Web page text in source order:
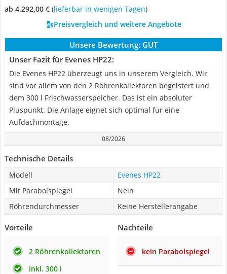
ab 4.292,00 € ( Lieferbar in wenigen Tagen)
Preisvergleich und weitere Angebote
Unsere Bewertung: GUT
Unser Fazit für Evenes HP22:
Die Evenes HP22 überzeugt uns in unserem Vergleich. Wir
sind vor allem von den 2 Röhrenkollektoren begeistert und
dem 300 l Frischwasserspeicher. Das ist ein absoluter
Pluspunkt. Die Anlage eignet sich optimal für eine
Aufdachmontage.
08/2026
Technische Details
Modell
Evenes HP22
Mit Parabolspiegel
Nein
Röhrendurchmesser
Keine Herstellerangabe
Vorteile
2 Röhrenkollektoren
inkl. 300 l
Nachteile
kein Parabolspiegel